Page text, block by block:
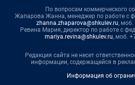
По вопросам коммерческого
Жапарова Жанна, менеджер по работе с
zhanna.zhaparova@shkulev.ru, моб.
Ревина Мария, директор по работе с
mariya.revina@shkulev.ru, моб.
Редакция сайта не несет
информации, содержащейся в
Информация об